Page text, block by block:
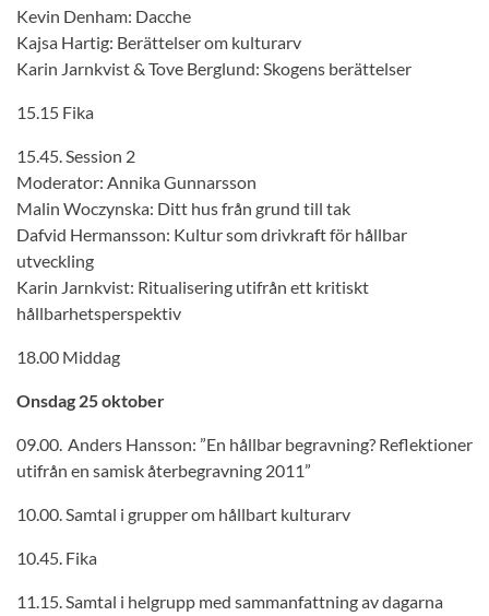
Kevin Denham: Dacche
Kajsa Hartig: Berättelser om kulturarv
Karin Jarnkvist & Tove Berglund: Skogens berättelser
15.15 Fika
15.45. Session 2
Moderator: Annika Gunnarsson
Malin Woczynska: Ditt hus från grund till tak
Dafvid Hermansson: Kultur som drivkraft för hållbar
utveckling
Karin Jarnkvist: Ritualisering utifrån ett kritiskt
hållbarhetsperspektiv
18.00 Middag
Onsdag 25 oktober
09.00. Anders Hansson: ”En hållbar begravning? Reflektioner
utifrån en samisk återbegravning 2011”
10.00. Samtal i grupper om hållbart kulturarv
10.45. Fika
11.15. Samtal i helgrupp med sammanfattning av dagarna